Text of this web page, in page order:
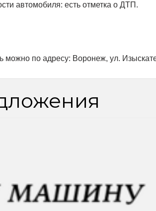
автомобиля: есть отметка о ДТП.
можно по адресу: Воронеж, ул.